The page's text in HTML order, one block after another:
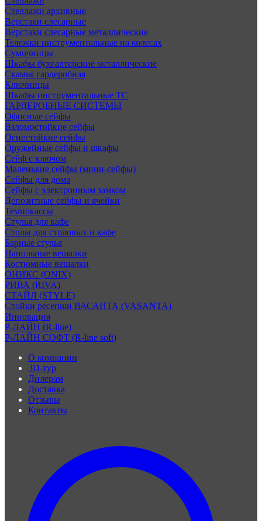
Стеллажи архивные
Верстаки слесарные
Верстаки слесарные металлические
Тележки инструментальные на колесах
Сумочницы
Шкафы бухгалтерские металлические
Скамья гардеробная
Ключницы
Шкафы инструментальные ТС
ГАРДЕРОБНЫЕ СИСТЕМЫ
Офисные сейфы
Взломостойкие сейфы
Огнестойкие сейфы
Оружейные сейфы и шкафы
Сейф с ключом
Маленькие сейфы (мини-сейфы)
Сейфы для дома
Сейфы с электронным замком
Депозитные сейфы и ячейки
Темпокассы
Стулья для кафе
Столы для столовых и кафе
Барные стулья
Напольные вешалки
Костюмные вешалки
ОНИКС (ONIX)
РИВА (RIVA)
СТАЙЛ (STYLE)
Стойки ресепшн ВАСАНТА (VASANTA)
Инновация
Р-ЛАЙН (R-line)
Р-ЛАЙН СОФТ (R-line soft)
О компании
3D-тур
Дилерам
Доставка
Отзывы
Контакты